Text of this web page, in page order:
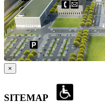
×
SITEMAP